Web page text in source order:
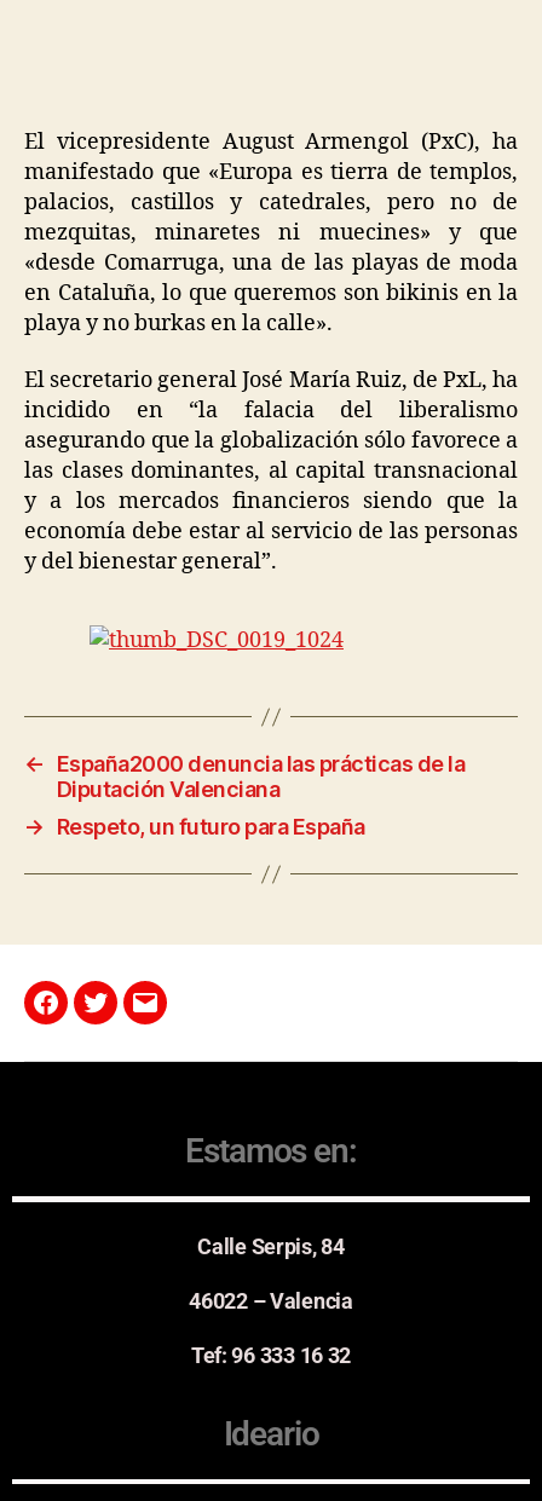
El vicepresidente August Armengol (PxC), ha
manifestado que «Europa es tierra de templos,
palacios, castillos y catedrales, pero no de
mezquitas, minaretes ni muecines» y que
«desde Comarruga, una de las playas de moda
en Cataluña, lo que queremos son bikinis en la
playa y no burkas en la calle».
El secretario general José María Ruiz, de PxL, ha
incidido en “la falacia del liberalismo
asegurando que la globalización sólo favorece a
las clases dominantes, al capital transnacional
y a los mercados financieros siendo que la
economía debe estar al servicio de las personas
y del bienestar general”.
←
España2000 denuncia las prácticas de la
Diputación Valenciana
→
Respeto, un futuro para España
Estamos en:
Calle Serpis, 84
46022 – Valencia
Tef: 96 333 16 32
Ideario